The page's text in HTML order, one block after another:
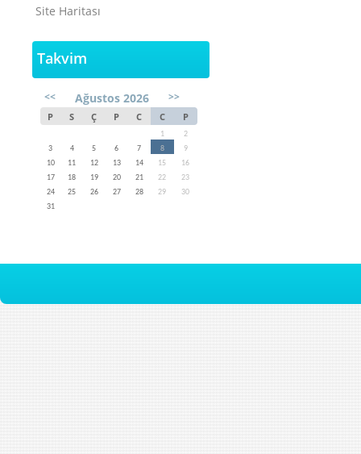
Site Haritası
Takvim
<< Ağustos 2026 >>
P S Ç P C C P
1
2
3
4 5 6 7 8
9
10
11 12 13 14 15
16
17
18 19 20 21 22
23
24
25 26 27 28 29
30
31